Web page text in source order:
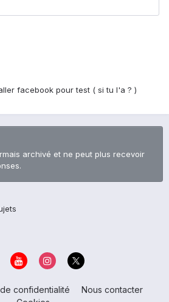
facebook pour test ( si tu l'a ? )
archivé et ne peut plus recevoir
confidentialité
Nous contacter